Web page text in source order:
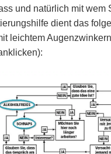
und natürlich mit wem
dient das
leichtem